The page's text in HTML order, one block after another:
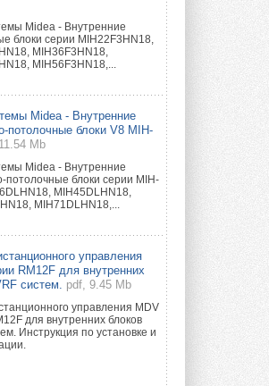
Midea - Внутренние
блоки серии MIH22F3HN18,
MIH36F3HN18,
MIH56F3HN18,...
Midea - Внутренние
потолочные блоки V8 MIH-
Mb
Midea - Внутренние
потолочные блоки серии MIH-
MIH45DLHN18,
MIH71DLHN18,...
управления
RM12F для внутренних
систем.
pdf, 9.45 Mb
управления MDV
для внутренних блоков
Инструкция по установке и